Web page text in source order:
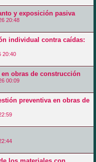
y exposición pasiva
20:48
individual contra caídas:
20:40
obras de construcción
00:09
preventiva en obras de
los materiales con